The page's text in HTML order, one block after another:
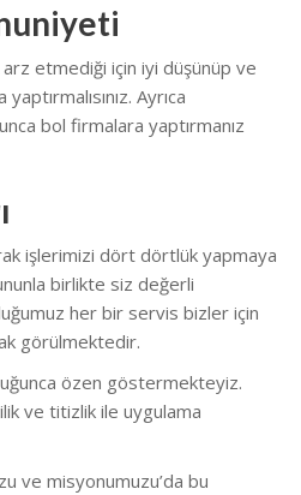
arz etmediği için iyi düşünüp ve
Ayrıca
bol firmalara yaptırmanız
işlerimizi dört dörtlük yapmaya
birlikte siz değerli
her bir servis bizler için
görülmektedir.
özen göstermekteyiz.
ve titizlik ile uygulama
ve misyonumuzu’da bu